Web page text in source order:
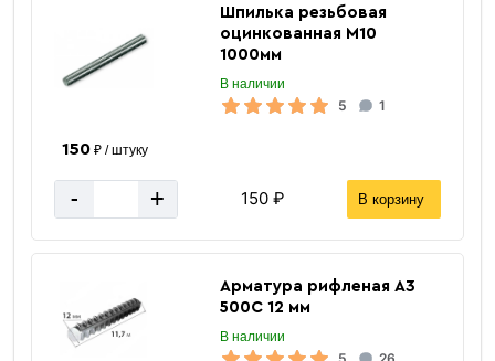
Шпилька резьбовая
оцинкованная М10
1000мм
В наличии
5 1
150₽ / штуку
- + 150 ₽ В корзину
Арматура рифленая А3
500С 12 мм
В наличии